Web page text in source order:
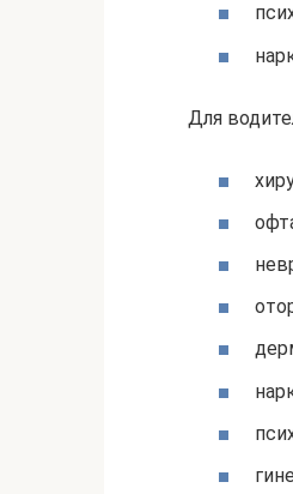
Для